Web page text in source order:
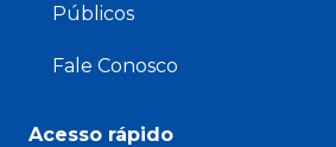
Públicos
Fale Conosco
Acesso rápido